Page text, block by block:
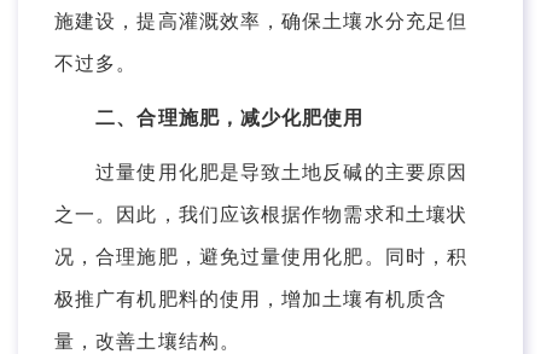
施建设，提高灌溉效率，确保土壤水分充足但
不过多。
二、合理施肥，减少化肥使用
过量使用化肥是导致土地反碱的主要原因
之一。因此，我们应该根据作物需求和土壤状
况，合理施肥，避免过量使用化肥。同时，积
极推广有机肥料的使用，增加土壤有机质含
量，改善土壤结构。